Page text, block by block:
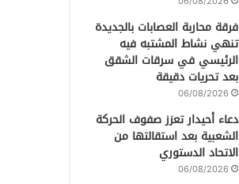
فرقة محاربة العصابات بالجديدة
تنهي نشاط المشتبه فيه
الرئيسي في سرقات الشقق
بعد تحريات دقيقة
06/08/2026
دعاء أحيدار تعزز صفوف الحركة
الشعبية بعد استقالتها من
الاتحاد الدستوري
06/08/2026